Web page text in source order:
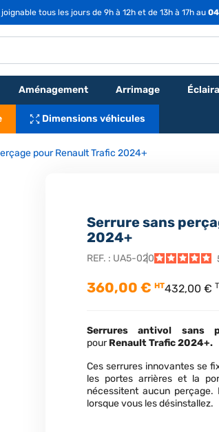
tous les jours de 9h à 12h et de 13h à 17h au
Aménagement Arrimage
Dimensions véhicules
pour Renault Trafic 2024+
Serrure sans
2024+
REF. : UA5-020
360,00 € HT432,00 €
Serrures antivol sans
pourRenault Trafic 2024+.
Ces serrures innovantes se
les portes arrières et la
nécessitent aucun perçage.
lorsque vous les désinstallez.